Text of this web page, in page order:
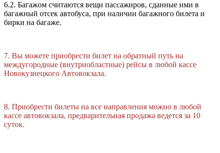
6.2. Багажом считаются вещи пассажиров, сданные ими в
багажный отсек автобуса, при наличии багажного билета и
бирки на багаже.
7. Вы можете приобрести билет на обратный путь на
междугородные (внутриобластные) рейсы в любой кассе
Новокузнецкого Автовокзала.
8. Приобрести билеты на все направления можно в любой
кассе автовокзала, предварительная продажа ведется за 10
суток.